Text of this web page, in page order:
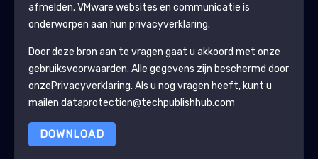
afmelden. VMware websites en communicatie is
onderworpen aan hun privacyverklaring.
Door deze bron aan te vragen gaat u akkoord met onze
gebruiksvoorwaarden. Alle gegevens zijn beschermd door
onzePrivacyverklaring. Als u nog vragen heeft, kunt u
mailen dataprotection@techpublishhub.com
DOWNLOAD